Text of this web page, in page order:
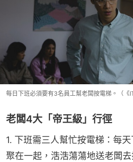
每日下班必須要有3名員工幫老闆按電梯。（《
老闆4大「帝王級」行徑
1. 下班需三人幫忙按電梯：每
聚在一起，浩浩蕩蕩地送老闆